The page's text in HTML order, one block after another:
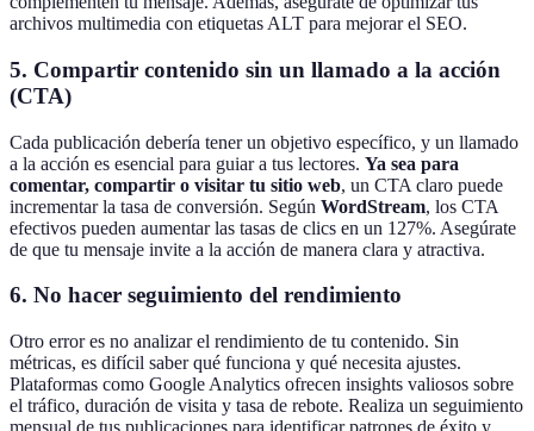
archivos multimedia con etiquetas ALT para mejorar el SEO.
5. Compartir contenido sin un llamado a la acción
(CTA)
Cada publicación debería tener un objetivo específico, y un llamado
a la acción es esencial para guiar a tus lectores. Ya sea para
comentar, compartir o visitar tu sitio web, un CTA claro puede
incrementar la tasa de conversión. Según WordStream, los CTA
efectivos pueden aumentar las tasas de clics en un 127%. Asegúrate
de que tu mensaje invite a la acción de manera clara y atractiva.
6. No hacer seguimiento del rendimiento
Otro error es no analizar el rendimiento de tu contenido. Sin
métricas, es difícil saber qué funciona y qué necesita ajustes.
Plataformas como Google Analytics ofrecen insights valiosos sobre
el tráfico, duración de visita y tasa de rebote. Realiza un seguimiento
mensual de tus publicaciones para identificar patrones de éxito y